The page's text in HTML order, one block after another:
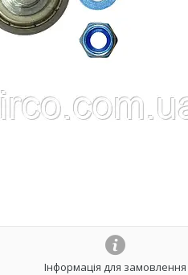
Інформація для замовлення